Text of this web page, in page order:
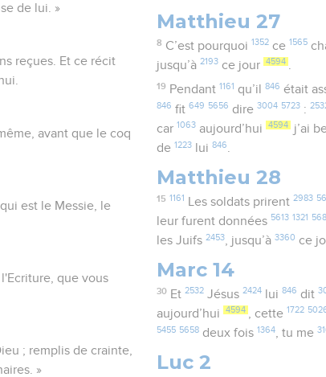
de lui. »
reçues. Et ce récit
avant que le coq
est le Messie, le
que vous
; remplis de crainte,
»
Matthieu 27
8 C’est pourquoi 1352ce 1565
jusqu’à2193 ce jour 4594 .
19 Pendant 1161 qu’il 846 était
846 fit649 5656 dire3004 5723 :
car 1063 aujourd’hui 4594 j’ai
de 1223 lui846.
Matthieu 28
15 1161 Les soldats prirent 2983
leur furent données 5613 1321
les Juifs2453, jusqu’à3360 ce
Marc 14
30 Et 2532Jésus 2424lui 846 dit
aujourd’hui 4594 , cette 1722
5455 5658 deux fois1364, tu me
Luc 2